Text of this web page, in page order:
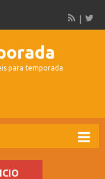
para temporada